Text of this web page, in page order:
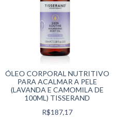
ÓLEO CORPORAL NUTRITIVO
PARA ACALMAR A PELE
(LAVANDA E CAMOMILA DE
100ML) TISSERAND
R$187,17